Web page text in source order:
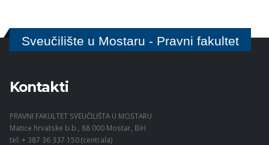
Sveučilište u Mostaru - Pravni fakultet
Kontakti
PRAVNI FAKULTET SVEUČILIŠTA U MOSTARU
Matice hrvatske b.b., 88 000 Mostar, BiH
tel: + 387 36 337 150 (centrala)